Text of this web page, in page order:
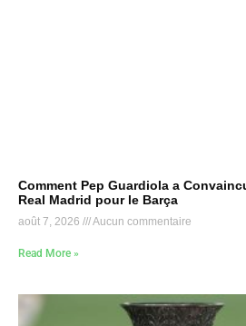
Comment Pep Guardiola a
Real Madrid pour le Barça
août 7, 2026 Aucun commentaire
Read More »